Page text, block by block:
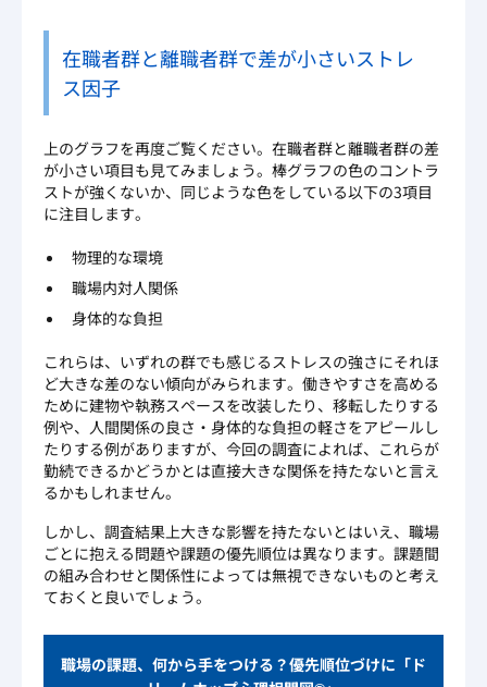
在職者群と離職者群で差が小さいストレ
ス因子
上のグラフを再度ご覧ください。在職者群と離職者群の差
が小さい項目も見てみましょう。棒グラフの色のコントラ
ストが強くないか、同じような色をしている以下の3項目
に注目します。
物理的な環境
職場内対人関係
身体的な負担
これらは、いずれの群でも感じるストレスの強さにそれほ
ど大きな差のない傾向がみられます。働きやすさを高める
ために建物や執務スペースを改装したり、移転したりする
例や、人間関係の良さ・身体的な負担の軽さをアピールし
たりする例がありますが、今回の調査によれば、これらが
勤続できるかどうかとは直接大きな関係を持たないと言え
るかもしれません。
しかし、調査結果上大きな影響を持たないとはいえ、職場
ごとに抱える問題や課題の優先順位は異なります。課題間
の組み合わせと関係性によっては無視できないものと考え
ておくと良いでしょう。
職場の課題、何から手をつける？優先順位づけに「ド